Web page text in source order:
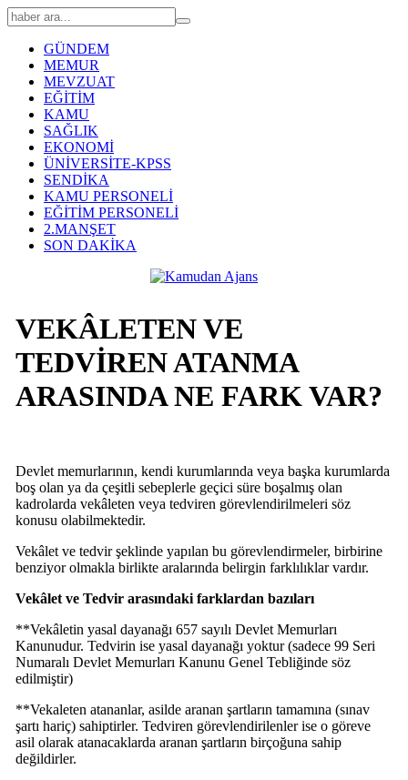
GÜNDEM
MEMUR
MEVZUAT
EĞİTİM
KAMU
SAĞLIK
EKONOMİ
ÜNİVERSİTE-KPSS
SENDİKA
KAMU PERSONELİ
EĞİTİM PERSONELİ
2.MANŞET
SON DAKİKA
VEKÂLETEN VE
TEDVİREN ATANMA
ARASINDA NE FARK VAR?
Devlet memurlarının, kendi kurumlarında veya başka kurumlarda
boş olan ya da çeşitli sebeplerle geçici süre boşalmış olan
kadrolarda vekâleten veya tedviren görevlendirilmeleri söz
konusu olabilmektedir.
Vekâlet ve tedvir şeklinde yapılan bu görevlendirmeler, birbirine
benziyor olmakla birlikte aralarında belirgin farklılıklar vardır.
Vekâlet ve Tedvir arasındaki farklardan bazıları
**Vekâletin yasal dayanağı 657 sayılı Devlet Memurları
Kanunudur. Tedvirin ise yasal dayanağı yoktur (sadece 99 Seri
Numaralı Devlet Memurları Kanunu Genel Tebliğinde söz
edilmiştir)
**Vekaleten atananlar, asilde aranan şartların tamamına (sınav
şartı hariç) sahiptirler. Tedviren görevlendirilenler ise o göreve
asil olarak atanacaklarda aranan şartların birçoğuna sahip
değildirler.